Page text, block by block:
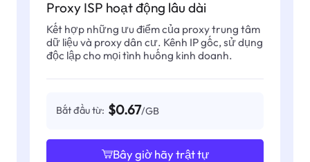
Proxy ISP hoạt động lâu dài
Kết hợp những ưu điểm của proxy trung tâm
dữ liệu và proxy dân cư. Kênh IP gốc, sử dụng
độc lập cho mọi tình huống kinh doanh.
Bắt đầu từ: $0.67/GB
Bây giờ hãy trật tự